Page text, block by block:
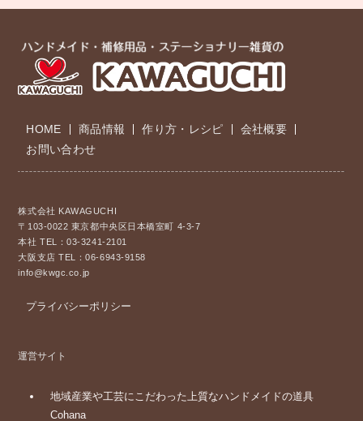
HOME 商品情報 作り方・レシピ
会社概要
お問い合わせ
株式会社 KAWAGUCHI
〒103-0022 東京都中央区日本橋室町 4-3-7
本社 TEL：03-3241-2101
大阪支店 TEL：06-6943-9158
info@kwgc.co.jp
プライバシーポリシー
運営サイト
地域産業や工芸にこだわった上質なハンドメイドの道具
Cohana